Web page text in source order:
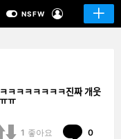
SWITCHNSFW
ㅋㅋㅋㅋㅋㅋㅋㅋ진짜 개웃
ㅠ
1 좋아요 0